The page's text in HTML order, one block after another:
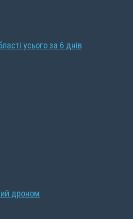
усього за 6 днів
дроном